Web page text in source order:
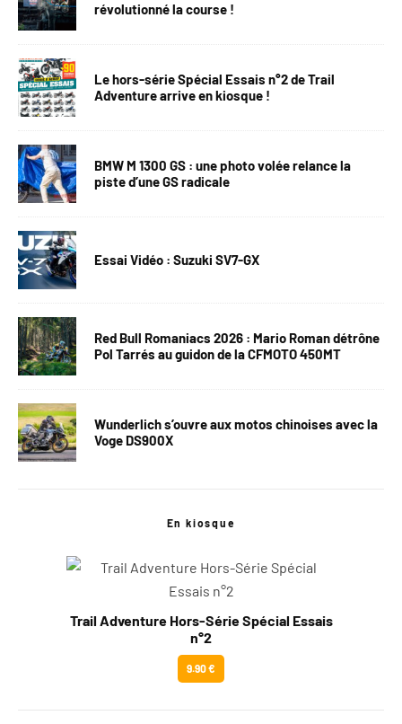
révolutionné la course !
Le hors-série Spécial Essais n°2 de Trail
Adventure arrive en kiosque !
BMW M 1300 GS : une photo volée relance la
piste d’une GS radicale
Essai Vidéo : Suzuki SV7-GX
Red Bull Romaniacs 2026 : Mario Roman détrône
Pol Tarrés au guidon de la CFMOTO 450MT
Wunderlich s’ouvre aux motos chinoises avec la
Voge DS900X
En kiosque
Trail Adventure Hors-Série Spécial Essais
n°2
9.90 €